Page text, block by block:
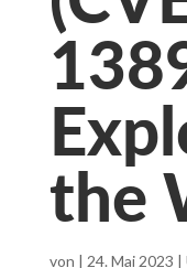
the
von | 24. Mai 2023 |